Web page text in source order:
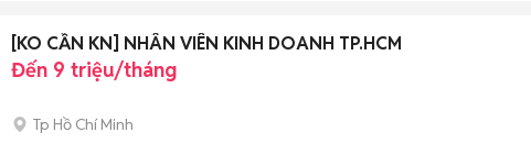
[KO CẦN KN] NHÂN VIÊN KINH DOANH TP.HCM
Đến 9 triệu/tháng
Tp Hồ Chí Minh